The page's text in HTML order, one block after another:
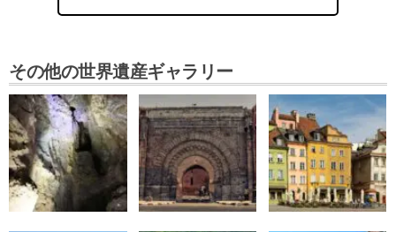
その他の世界遺産ギャラリー